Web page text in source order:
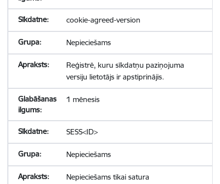
cookie-agreed-version
Nepieciešams
Reģistrē, kuru sīkdatņu paziņojuma
versiju lietotājs ir apstiprinājis.
1 mēnesis
SESS<ID>
Nepieciešams
Nepieciešams tikai satura